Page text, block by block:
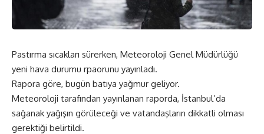
Pastırma sıcakları sürerken, Meteoroloji Genel Müdürlüğü
yeni hava durumu rpaorunu yayınladı.
Rapora göre, bugün batıya yağmur geliyor.
Meteoroloji tarafından yayınlanan raporda, İstanbul’da
sağanak yağışın görüleceği ve vatandaşların dikkatli olması
gerektiği belirtildi.